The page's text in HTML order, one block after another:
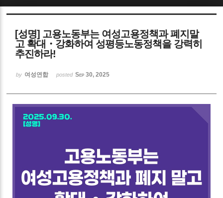
[성명] 고용노동부는 여성고용정책과 폐지말
고 확대・강화하여 성평등노동정책을 강력히
추진하라!
by 여성연합 posted Sep 30, 2025
Sketchbook5, 스케치북5
Sketchbook5, 스케치북5